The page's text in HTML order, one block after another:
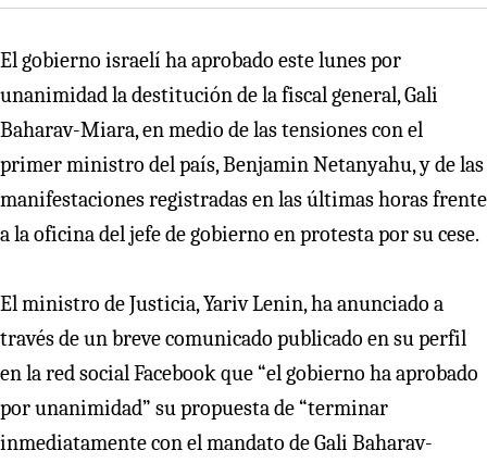
El gobierno israelí ha aprobado este lunes por
unanimidad la destitución de la fiscal general, Gali
Baharav-Miara, en medio de las tensiones con el
primer ministro del país, Benjamin Netanyahu, y de las
manifestaciones registradas en las últimas horas frente
a la oficina del jefe de gobierno en protesta por su cese.
El ministro de Justicia, Yariv Lenin, ha anunciado a
través de un breve comunicado publicado en su perfil
en la red social Facebook que “el gobierno ha aprobado
por unanimidad” su propuesta de “terminar
inmediatamente con el mandato de Gali Baharav-